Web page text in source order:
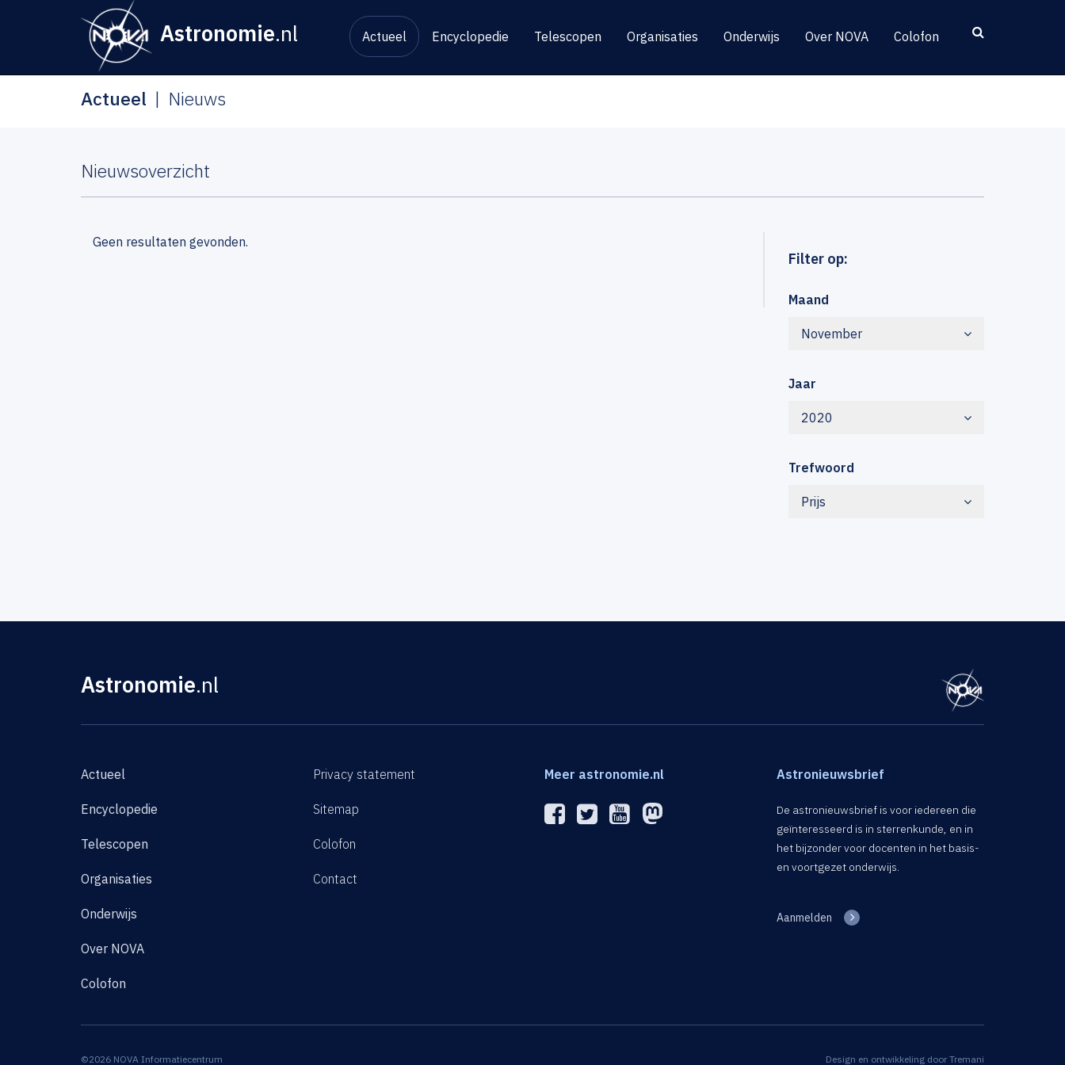
Astronomie.nl Actueel Encyclopedie Telescopen Organisaties Onderwijs Over NOVA Colofon
Actueel Nieuws
Nieuwsoverzicht
Filter op:
Maand
November
Jaar
2020
Trefwoord
Prijs
Geen resultaten gevonden.
Astronomie.nl
Actueel
Encyclopedie
Telescopen
Organisaties
Onderwijs
Over NOVA
Colofon
Privacy statement
Sitemap
Colofon
Contact
Meer astronomie.nl Astronieuwsbrief
De astronieuwsbrief is voor iedereen die
geïnteresseerd is in sterrenkunde, en in
het bijzonder voor docenten in het basis-
en voortgezet onderwijs.
Aanmelden
©2026 NOVA Informatiecentrum Design en ontwikkeling door Tremani